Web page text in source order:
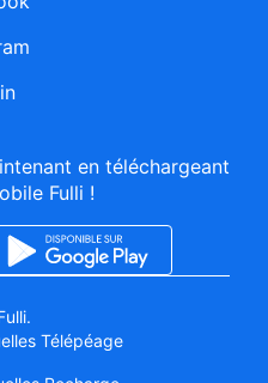
en téléchargeant
Fulli !
Télépéage